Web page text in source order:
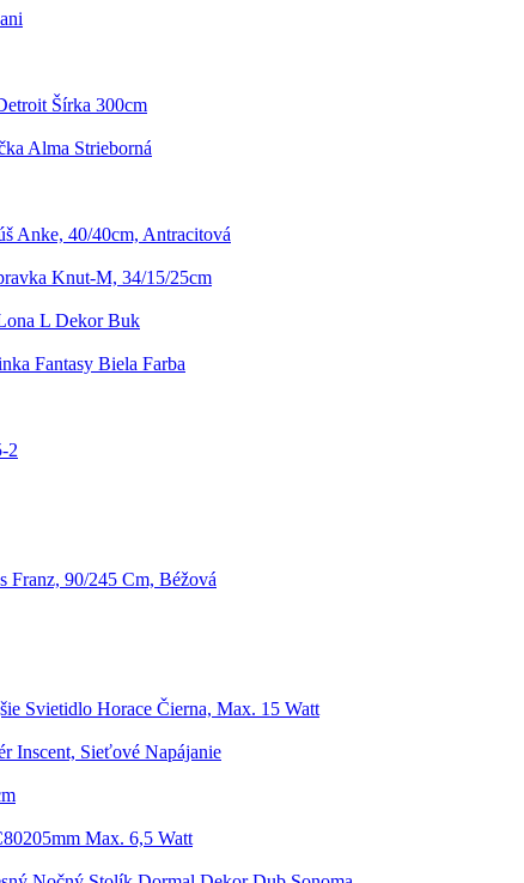
Šírka 300cm
Alma Strieborná
Anke, 40/40cm, Antracitová
Knut-M, 34/15/25cm
L Dekor Buk
Fantasy Biela Farba
2
Franz, 90/245 Cm, Béžová
Svietidlo Horace Čierna, Max. 15 Watt
Inscent, Sieťové Napájanie
Max. 6,5 Watt